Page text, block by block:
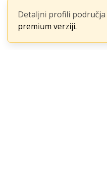
Detaljni profili
premium verziji.